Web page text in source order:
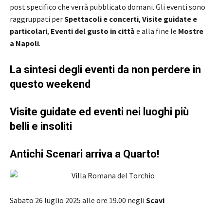
post specifico che verrà pubblicato domani. Gli eventi sono
raggruppati perSpettacoli e concerti, Visite guidate e
particolari, Eventi del gusto in città e alla fine le Mostre
a Napoli.
La sintesi degli eventi da non perdere in
questo weekend
Visite guidate ed eventi nei luoghi più
belli e insoliti
Antichi Scenari arriva a Quarto!
Sabato 26 luglio 2025 alle ore 19.00 negli Scavi